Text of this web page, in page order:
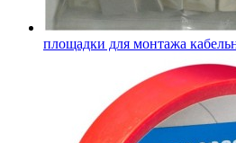
площадки для монтажа